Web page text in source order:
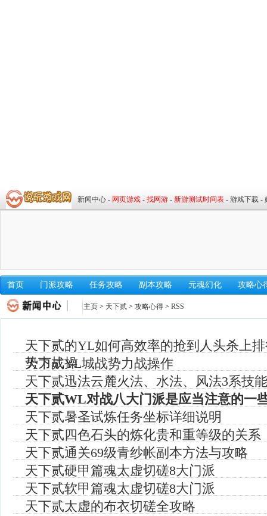
首页 门派攻略 任务攻略 副本攻略 元魂幻化 攻略心
主页 > 天下贰 > 攻略心得 > RSS
天下贰的YL如何高效率的抢到人头杀上
势力战操
天下贰YL城战势力战操作
天下贰迅法云麓火法、水法、风法3系技
天下贰WL对战八大门派是应当注意的一
天下贰暑圣试炼任务坐标详细说明
天下贰四色石头的炼化贵和重等级的关系
天下贰通关69级青纱帐副本方法与攻略
天下贰硬甲篇魂太虚切磋8大门派
天下贰软甲篇魂太虚切磋8大门派
天下贰太虚的布衣切磋全攻略